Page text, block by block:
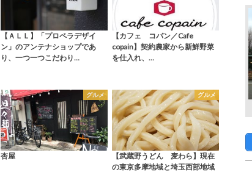
【ＡＬＬ】「プロペラデザイ
ン」のアンテナショップであ
り、一つ一つこだわり…
【カフェ コパン／Cafe
copain】契約農家から新鮮野菜
を仕入れ、…
グルメ
杏屋
グルメ
【武蔵野うどん 麦わら】現在
の東京多摩地域と埼玉西部地域